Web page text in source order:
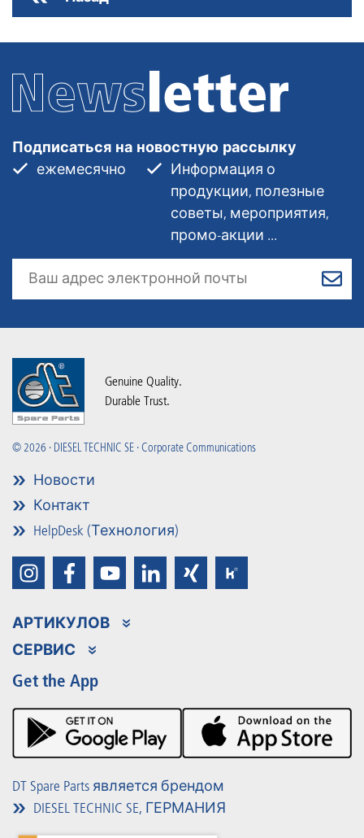
Подписаться на новостную рассылку
ежемесячно
Информация о
продукции, полезные
советы, мероприятия,
промо-акции ...
Genuine Quality.
Durable Trust.
© 2026 · DIESEL TECHNIC SE · Corporate Communications
Новости
Контакт
HelpDesk (Технология)
АРТИКУЛОВ
Ассортимент продукции
Partner Portal
Product Promotions
СЕРВИС
Преимущества
Premium Shop
Мероприятия
Материалы для загрузки
Get the App
DT Spare Parts является брендом
DIESEL TECHNIC SE, ГЕРМАНИЯ